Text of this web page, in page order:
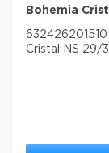
Bohemia
Cristal NS 29/